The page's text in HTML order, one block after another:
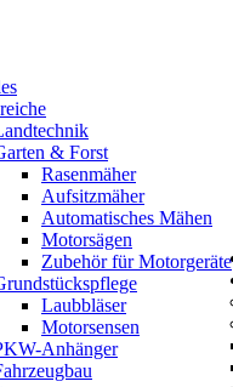
& Forst
Rasenmäher
Aufsitzmäher
Automatisches Mähen
Motorsägen
Zubehör für Motorgeräte
Laubbläser
Motorsensen
Anhänger